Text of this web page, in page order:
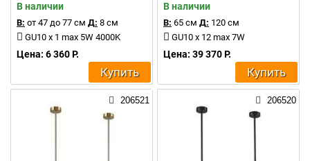
В наличии
В: от 47 до 77 см Д: 8 см
GU10 x 1 max 5W 4000K
Цена: 6 360 Р.
Купить
В наличии
В: 65 см Д: 120 см
GU10 x 12 max 7W
Цена: 39 370 Р.
Купить
206521 206520